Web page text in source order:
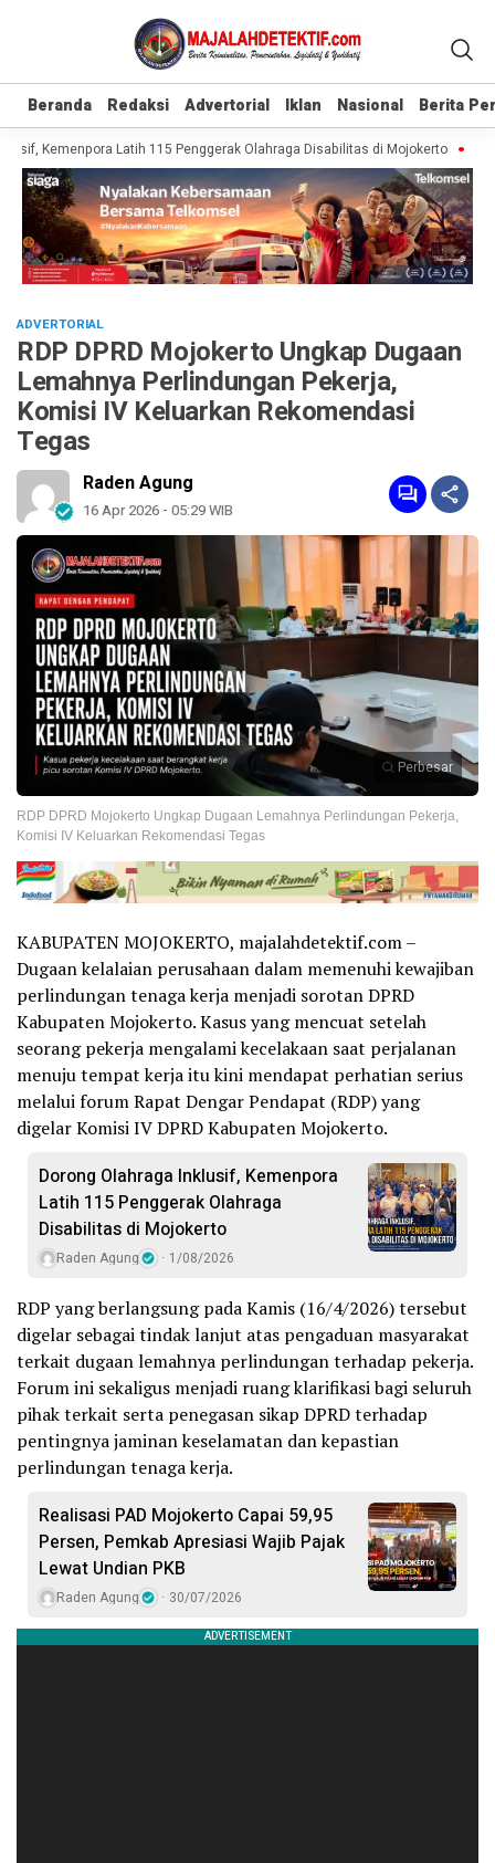
Beranda Redaksi Advertorial Iklan Nasional Berita
Beranda Redaksi Advertorial Iklan Nasional Berita
Kemenpora Latih 115 Penggerak Olahraga Disabilitas di Mojokerto
ADVERTORIAL
RDP DPRD Mojokerto Ungkap Dugaan
Lemahnya Perlindungan Pekerja,
Komisi IV Keluarkan Rekomendasi
Tegas
Raden Agung
16 Apr 2026 - 05:29 WIB
Perbesar
RDP DPRD Mojokerto Ungkap Dugaan Lemahnya Perlindungan Pekerja,
Komisi IV Keluarkan Rekomendasi Tegas
KABUPATEN MOJOKERTO, majalahdetektif.com –
Dugaan kelalaian perusahaan dalam memenuhi kewajiban
perlindungan tenaga kerja menjadi sorotan DPRD
Kabupaten Mojokerto. Kasus yang mencuat setelah
seorang pekerja mengalami kecelakaan saat perjalanan
menuju tempat kerja itu kini mendapat perhatian serius
melalui forum Rapat Dengar Pendapat (RDP) yang
digelar Komisi IV DPRD Kabupaten Mojokerto.
Dorong Olahraga Inklusif, Kemenpora
Latih 115 Penggerak Olahraga
Disabilitas di Mojokerto
Raden Agung 1/08/2026
RDP yang berlangsung pada Kamis (16/4/2026) tersebut
digelar sebagai tindak lanjut atas pengaduan masyarakat
terkait dugaan lemahnya perlindungan terhadap pekerja.
Forum ini sekaligus menjadi ruang klarifikasi bagi seluruh
pihak terkait serta penegasan sikap DPRD terhadap
pentingnya jaminan keselamatan dan kepastian
perlindungan tenaga kerja.
Realisasi PAD Mojokerto Capai 59,95
Persen, Pemkab Apresiasi Wajib Pajak
Lewat Undian PKB
Raden Agung 30/07/2026